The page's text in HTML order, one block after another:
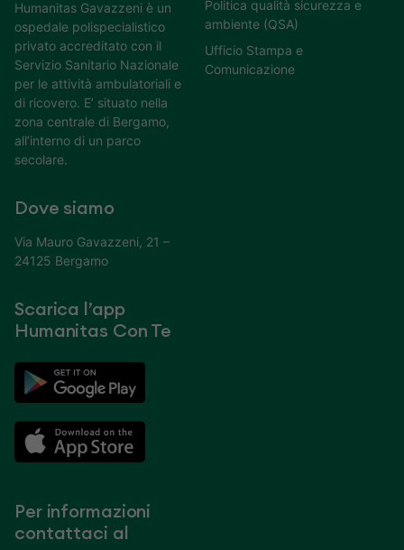
Humanitas Gavazzeni è un
ospedale polispecialistico
privato accreditato con il
Servizio Sanitario Nazionale
per le attività ambulatoriali e
di ricovero. E’ situato nella
zona centrale di Bergamo,
all’interno di un parco
secolare.
Dove siamo
Via Mauro Gavazzeni, 21 –
24125 Bergamo
Scarica l’app
Humanitas Con Te
Per informazioni
contattaci al
Politica qualità sicurezza e
ambiente (QSA)
Ufficio Stampa e
Comunicazione